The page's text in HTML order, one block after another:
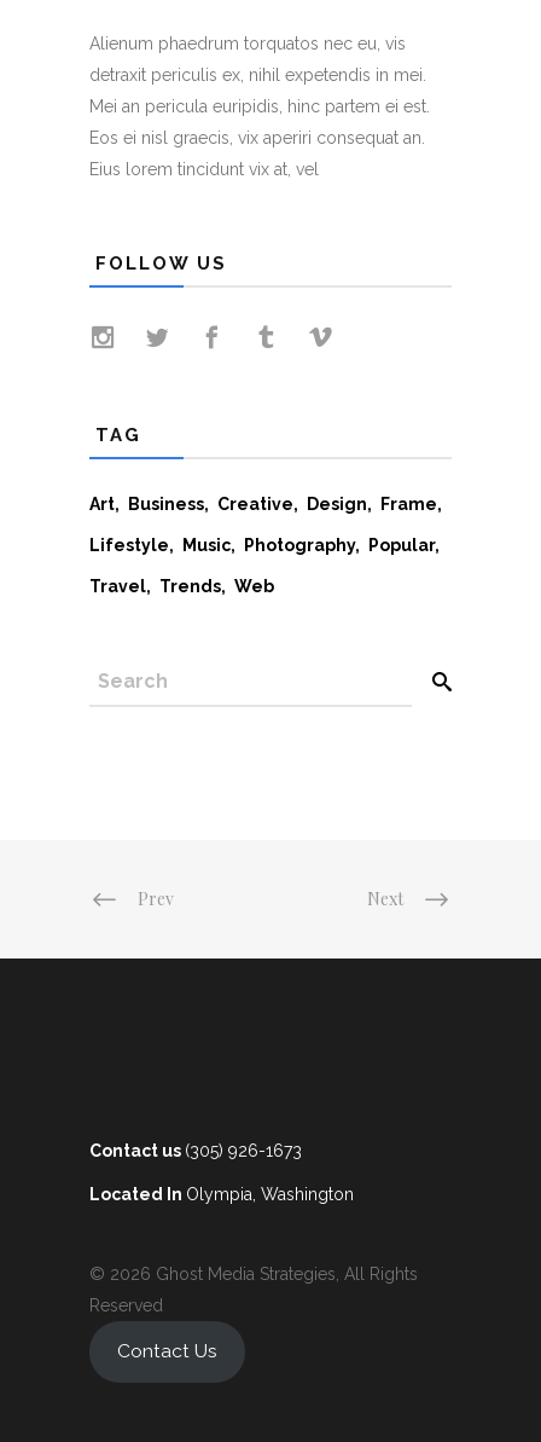
Alienum phaedrum torquatos nec eu, vis
detraxit periculis ex, nihil expetendis in mei.
Mei an pericula euripidis, hinc partem ei est.
Eos ei nisl graecis, vix aperiri consequat an.
Eius lorem tincidunt vix at, vel
FOLLOW US
TAG
Art Business Creative Design Frame
Lifestyle Music Photography Popular
Travel Trends Web
SEARCH
Prev Next
Contact us (305) 926-1673
Located In Olympia, Washington
© 2026 Ghost Media Strategies, All Rights
Reserved
Contact Us